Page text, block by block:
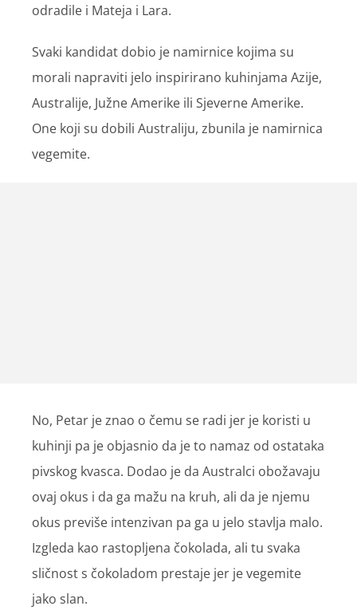
odradile i Mateja i Lara.
Svaki kandidat dobio je namirnice kojima su
morali napraviti jelo inspirirano kuhinjama Azije,
Australije, Južne Amerike ili Sjeverne Amerike.
One koji su dobili Australiju, zbunila je namirnica
vegemite.
No, Petar je znao o čemu se radi jer je koristi u
kuhinji pa je objasnio da je to namaz od ostataka
pivskog kvasca. Dodao je da Australci obožavaju
ovaj okus i da ga mažu na kruh, ali da je njemu
okus previše intenzivan pa ga u jelo stavlja malo.
Izgleda kao rastopljena čokolada, ali tu svaka
sličnost s čokoladom prestaje jer je vegemite
jako slan.